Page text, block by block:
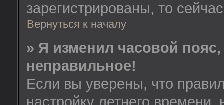
зарегистрированы, то
Вернуться к началу
» Я изменил часовой
неправильное!
Если вы уверены, что